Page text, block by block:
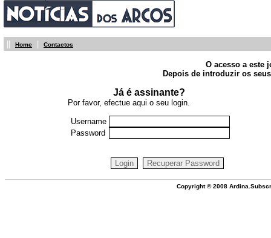
Home Contactos
O acesso a este
Depois de introduzir os
Já é assinante?
Por favor, efectue aqui o seu login.
Username
Password
Copyright © 2008